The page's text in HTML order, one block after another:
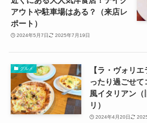
アウトや駐車場はある？（来店レ
ポート）
2024年5月7日 2025年7月19日
グルメ
【ラ・ヴォリ
ったり過ごせ
風イタリアン（
リ）
2024年4月20日